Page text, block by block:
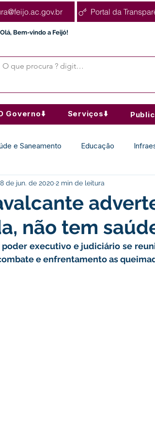
Portal da
Olá, Bem-vindo a Feijó!
Governo⬇️ Serviços⬇️
e Saneamento Educação
Desporto Cultura e Lazer
Comemorativas Campanhas
Informativo e Convite Emenda
não tem
8 de jun. de 2020 2 min de leitura
executivo e judiciário se
e enfrentamento as